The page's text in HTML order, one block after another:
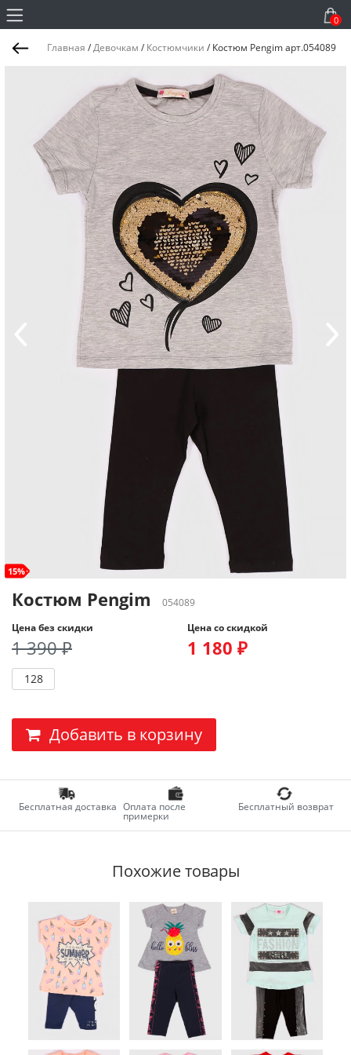
0
Главная /Девочкам / Костюмчики / Костюм Pengim арт.054089
15%
Костюм Pengim
054089
Цена без скидки
1 390 ₽
Цена со скидкой
1 180 ₽
128
Добавить в корзину
Бесплатная доставка Оплата после
примерки
Бесплатный возврат
Похожие товары